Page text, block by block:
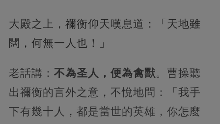
大殿之上，禰衡仰天嘆息道：「天地雖
闊，何無一人也！」
老話講： 不為圣人，便為禽獸。曹操聽
出禰衡的言外之意，不悅地問：「我手
下有幾十人，都是當世的英雄，你怎麼